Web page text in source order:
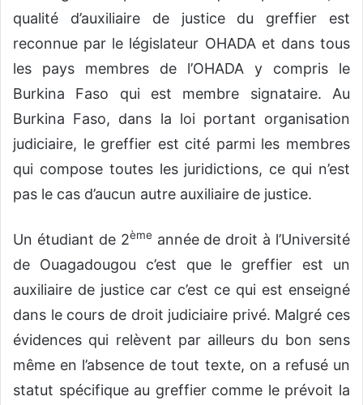
qualité d’auxiliaire de justice du greffier est
reconnue par le législateur OHADA et dans tous
les pays membres de l’OHADA y compris le
Burkina Faso qui est membre signataire. Au
Burkina Faso, dans la loi portant organisation
judiciaire, le greffier est cité parmi les membres
qui compose toutes les juridictions, ce qui n’est
pas le cas d’aucun autre auxiliaire de justice.
Un étudiant de 2ème année de droit à l’Université
de Ouagadougou c’est que le greffier est un
auxiliaire de justice car c’est ce qui est enseigné
dans le cours de droit judiciaire privé. Malgré ces
évidences qui relèvent par ailleurs du bon sens
même en l’absence de tout texte, on a refusé un
statut spécifique au greffier comme le prévoit la